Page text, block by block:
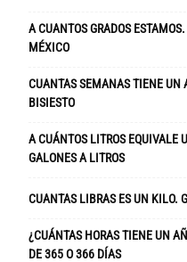
A CUANTOS GRADOS
MÉXICO
CUANTAS SEMANAS TIENE UN
BISIESTO
A CUÁNTOS LITROS EQUIVALE
GALONES A LITROS
CUANTAS LIBRAS ES UN KILO.
¿CUÁNTAS HORAS TIENE UN
DE 365 O 366 DÍAS